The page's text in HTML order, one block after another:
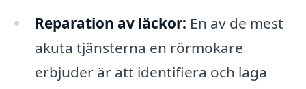
Reparation av läckor: En av de mest
akuta tjänsterna en rörmokare
erbjuder är att identifiera och laga